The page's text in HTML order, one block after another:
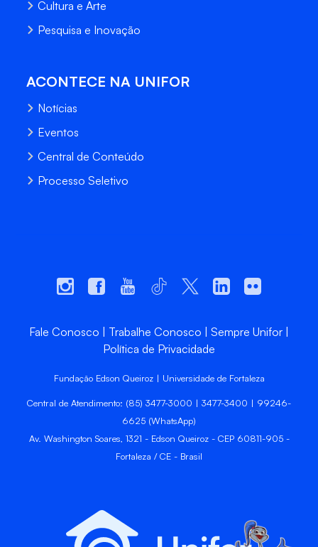
Cultura e Arte
Pesquisa e Inovação
ACONTECE NA UNIFOR
Notícias
Eventos
Central de Conteúdo
Processo Seletivo
Fale Conosco Trabalhe Conosco
Sempre Unifor
Política de Privacidade
Fundação Edson Queiroz | Universidade de Fortaleza
Central de Atendimento: (85) 3477-3000 | 3477-3400 | 99246-
6625 (WhatsApp)
Av. Washington Soares, 1321 - Edson Queiroz - CEP 60811-905 -
Fortaleza / CE - Brasil